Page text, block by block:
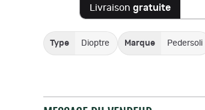
Livraison gratuite
Type Dioptre Marque Pedersoli